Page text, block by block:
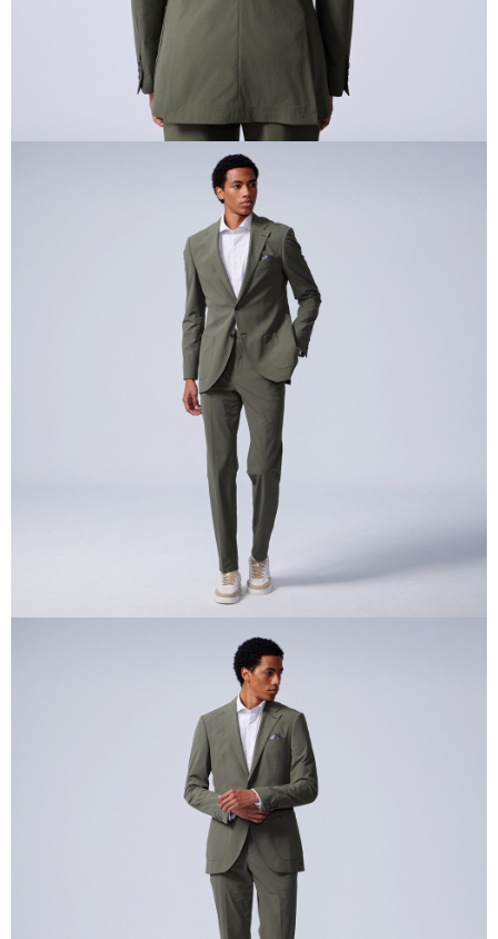
Sila hubungi NP Taiwan Inc. di cs_tw@netprotections.co.jp
mempunyai sebarang kebimbangan mengenai pemprosesan dan
penggunaan pada data peribadi. Jika anda tidak bersetuju dengan data
peribadi yang disenaraikan seperti di atas akan dikumpul dan digunakan
oleh AFTEE, sila jangan gunakan perkhidmatan ini.